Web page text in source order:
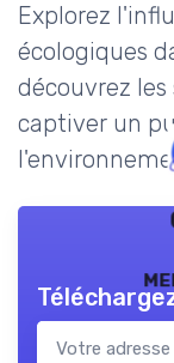
Explorez
écologiques
découvrez
captiver un